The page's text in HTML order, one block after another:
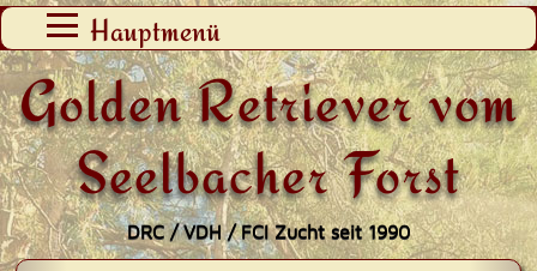
Golden Retriever vom
Seelbacher Forst
DRC / VDH / FCI Zucht seit 1990
Hauptmenü
Zum
Inhalt
springen